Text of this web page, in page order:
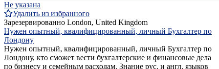
Не указана
Удалить из избранного
Зарезервированно London, United Kingdom
Нужен опытный, квалифицированный, личный Бухгалтер по
Лондону
Нужен опытный, квалифицированный, личный Бухгалтер по
Лондону, кто сможет вести бухгалтерские и финансовые дела
по бизнесу и семейным расходам. Знание рус. и англ. языков